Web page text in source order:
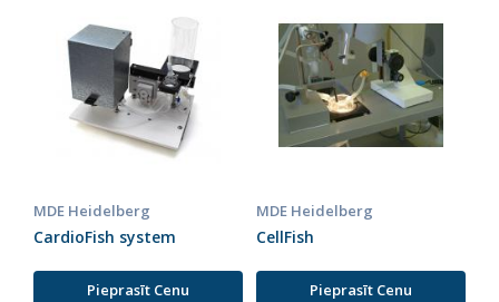
MDE Heidelberg
CardioFish system
Pieprasīt Cenu
MDE Heidelberg
CellFish
Pieprasīt Cenu